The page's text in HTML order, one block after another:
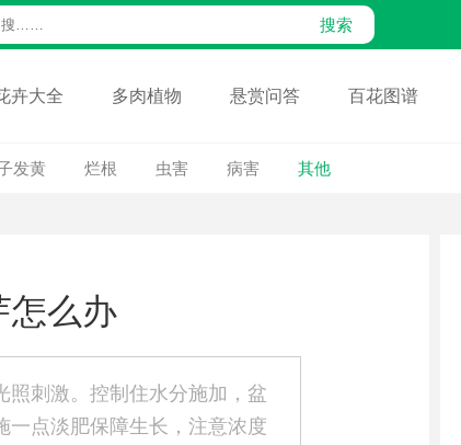
卉大全 多肉植物 悬赏问答 百花图谱
发黄 烂根 虫害 病害 其他
怎么办
照刺激。控制住水分施加，盆
一点淡肥保障生长，注意浓度